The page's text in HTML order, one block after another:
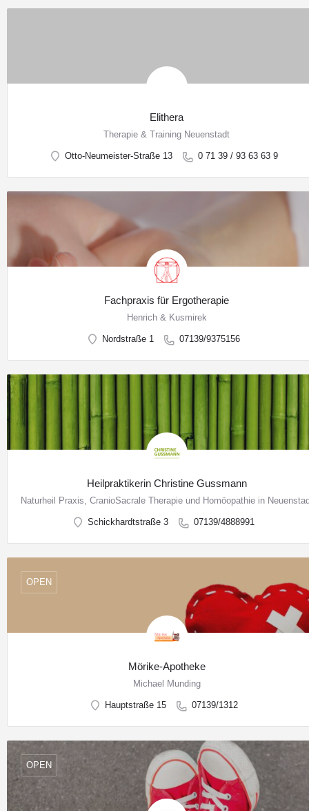
Elithera
Therapie & Training Neuenstadt
Otto-Neumeister-Straße 13 0 71 39 / 93 63 63 9
Fachpraxis für Ergotherapie
Henrich & Kusmirek
Nordstraße 1 07139/9375156
Heilpraktikerin Christine Gussmann
Naturheil Praxis, CranioSacrale Therapie und Homöopathie in
Schickhardtstraße 3 07139/4888991
Mörike-Apotheke
Michael Munding
Hauptstraße 15 07139/1312
OPEN
OPEN